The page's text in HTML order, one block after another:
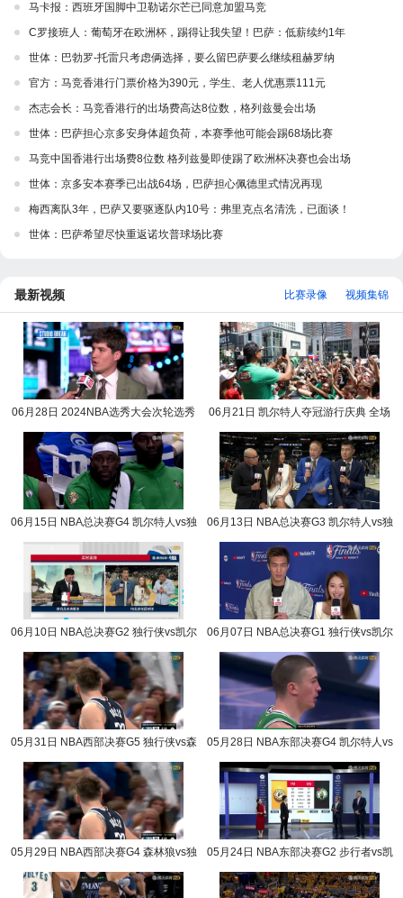
马卡报：西班牙国脚中卫勒诺尔芒已同意加盟马竞
C罗接班人：葡萄牙在欧洲杯，踢得让我失望！巴萨：低薪续约1年
世体：巴勃罗-托雷只考虑俩选择，要么留巴萨要么继续租赫罗纳
官方：马竞香港行门票价格为390元，学生、老人优惠票111元
杰志会长：马竞香港行的出场费高达8位数，格列兹曼会出场
世体：巴萨担心京多安身体超负荷，本赛季他可能会踢68场比赛
马竞中国香港行出场费8位数 格列兹曼即使踢了欧洲杯决赛也会出场
世体：京多安本赛季已出战64场，巴萨担心佩德里式情况再现
梅西离队3年，巴萨又要驱逐队内10号：弗里克点名清洗，已面谈！
世体：巴萨希望尽快重返诺坎普球场比赛
最新视频 视频集锦
比赛录像
06月28日 2024NBA选秀大会次轮选秀
06月21日 凯尔特人夺冠游行庆典 全场
06月15日 NBA总决赛G4 凯尔特人vs独
06月13日 NBA总决赛G3 凯尔特人vs独
06月10日 NBA总决赛G2 独行侠vs凯尔
06月07日 NBA总决赛G1 独行侠vs凯尔
05月31日 NBA西部决赛G5 独行侠vs森
05月28日 NBA东部决赛G4 凯尔特人vs
05月29日 NBA西部决赛G4 森林狼vs独
05月24日 NBA东部决赛G2 步行者vs凯